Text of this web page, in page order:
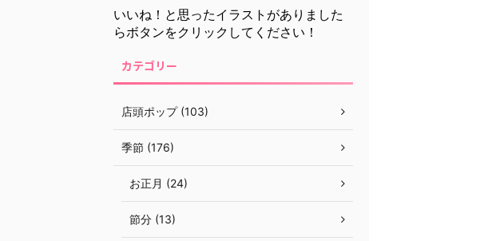
いいね！と思ったイラストがありました
らボタンをクリックしてください！
カテゴリー
店頭ポップ (103)
季節 (176)
お正月 (24)
節分 (13)